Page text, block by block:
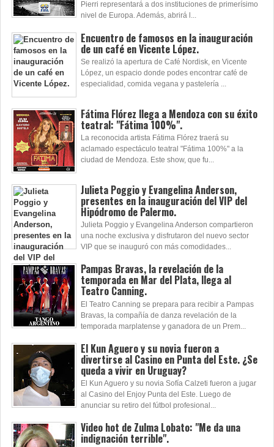
Pierri representará a dos instituciones de primerísimo
nivel de Europa. Además, abrirá l...
Encuentro de famosos en la inauguración
de un café en Vicente López.
Se realizó la apertura de Café Nordisk, en Vicente
López, un espacio donde podes encontrar café de
especialidad, comida vegana y pastelería ...
Fátima Flórez llega a Mendoza con su éxito
teatral: "Fátima 100%".
La reconocida artista Fátima Flórez traerá su
aclamado espectáculo teatral "Fátima 100%" a la
ciudad de Mendoza. Este show, que fu...
Julieta Poggio y Evangelina Anderson,
presentes en la inauguración del VIP del
Hipódromo de Palermo.
Julieta Poggio y Evangelina Anderson compartieron
una noche exclusiva y disfrutaron del nuevo sector
VIP que se inauguró con más comodidades...
Pampas Bravas, la revelación de la
temporada en Mar del Plata, llega al
Teatro Canning.
El Teatro Canning se prepara para recibir a Pampas
Bravas, la compañía de danza revelación de la
temporada marplatense y ganadora de un Prem...
El Kun Aguero y su novia fueron a
divertirse al Casino en Punta del Este. ¿Se
queda a vivir en Uruguay?
El Kun Aguero y su novia Sofía Calzeti fueron a jugar
al Casino del Enjoy Punta del Este. Luego de
anunciar su retiro del fútbol profesional...
Video hot de Zulma Lobato: "Me da una
indignación terrible".